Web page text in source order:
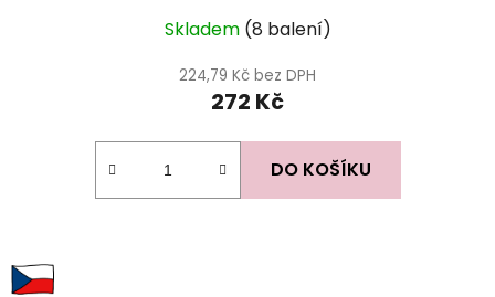
hodnocení
produktu
je
Skladem (8 balení)
224,79 Kč bez DPH
272 Kč
DO KOŠÍKU